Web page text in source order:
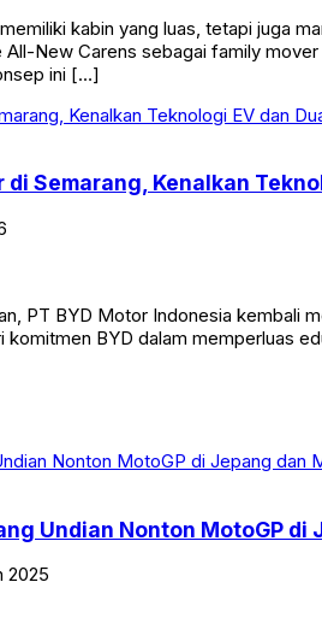
kabin yang luas, tetapi juga
New Carens sebagai family
ini […]
Semarang, Kenalkan
PT BYD Motor Indonesia kembali
komitmen BYD dalam memperluas
Undian Nonton MotoGP
2025